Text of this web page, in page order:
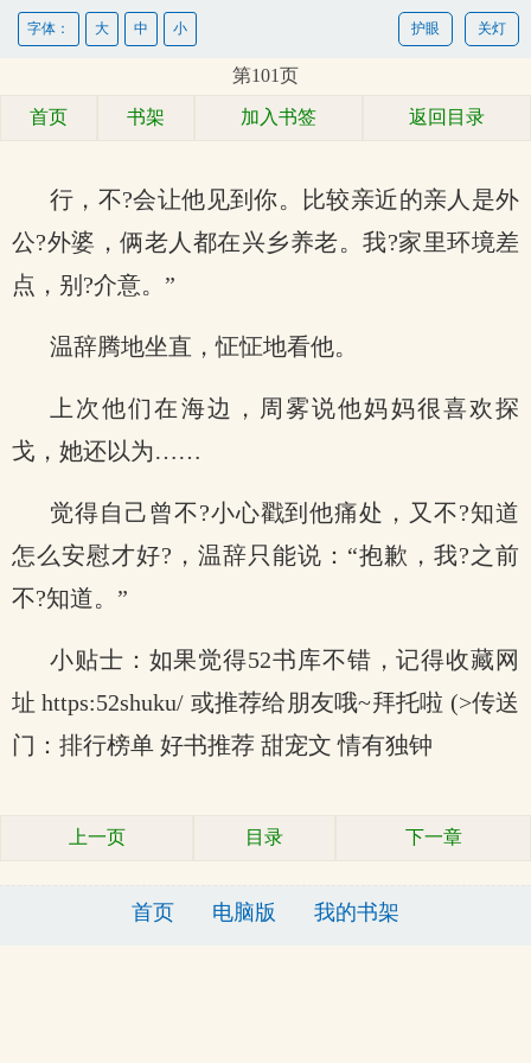
关灯
护眼
字体： 大 中 小
第101页
首页 书架 加入书签 返回目录
行，不?会让他见到你。比较亲近的亲人是外
公?外婆，俩老人都在兴乡养老。我?家里环境差
点，别?介意。”
温辞腾地坐直，怔怔地看他。
上次他们在海边，周雾说他妈妈很喜欢探
戈，她还以为……
觉得自己曾不?小心戳到他痛处，又不?知道
怎么安慰才好?，温辞只能说：“抱歉，我?之前
不?知道。”
小贴士：如果觉得52书库不错，记得收藏网
址 https:52shuku/ 或推荐给朋友哦~拜托啦 (>传送
门：排行榜单 好书推荐 甜宠文 情有独钟
上一页 目录 下一章
首页 电脑版 我的书架